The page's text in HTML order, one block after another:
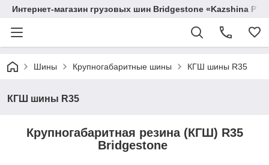
Интернет-магазин грузовых шин Bridgestone «Kazshina
Шины Крупногабаритные шины КГШ шины R35
КГШ шины R35
Крупногабаритная резина (КГШ) R35
Bridgestone